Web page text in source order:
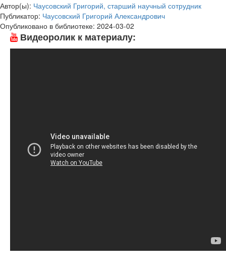
Автор(ы): Чаусовский Григорий, старший научный сотрудник
Публикатор: Чаусовский Григорий Александрович
Опубликовано в библиотеке: 2024-03-02
Видеоролик к материалу: